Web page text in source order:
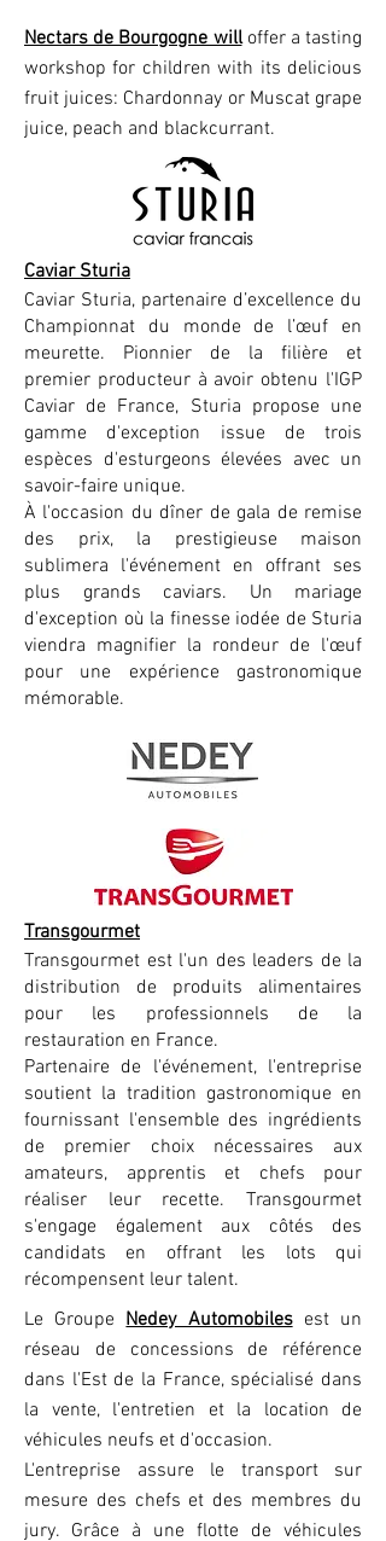
Nectars de Bourgogne willoffer a tasting
workshop for children with its delicious
fruit juices: Chardonnay or Muscat grape
juice, peach and blackcurrant.
Caviar Sturia
Caviar Sturia, partenaire d’excellence du
Championnat du monde de l’œuf en
meurette. Pionnier de la filière et
premier producteur à avoir obtenu l'IGP
Caviar de France, Sturia propose une
gamme d'exception issue de trois
espèces d'esturgeons élevées avec un
savoir-faire unique.
À l'occasion du dîner de gala de remise
des prix, la prestigieuse maison
sublimera l'événement en offrant ses
plus grands caviars. Un mariage
d'exception où la finesse iodée de Sturia
viendra magnifier la rondeur de l'œuf
pour une expérience gastronomique
mémorable.
Transgourmet
Transgourmet est l'un des leaders de la
distribution de produits alimentaires
pour les professionnels de la
restauration en France.
Partenaire de l'événement, l'entreprise
soutient la tradition gastronomique en
fournissant l'ensemble des ingrédients
de premier choix nécessaires aux
amateurs, apprentis et chefs pour
réaliser leur recette. Transgourmet
s'engage également aux côtés des
candidats en offrant les lots qui
récompensent leur talent.
Le GroupeNedey Automobilesest un
réseau de concessions de référence
dans l'Est de la France, spécialisé dans
la vente, l'entretien et la location de
véhicules neufs et d'occasion.
L'entreprise assure le transport sur
mesure des chefs et des membres du
jury. Grâce à une flotte de véhicules